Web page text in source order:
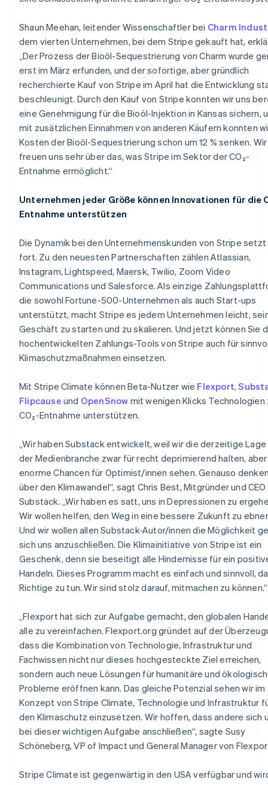
Shaun Meehan, leitender Wissenschaftler bei Charm
dem vierten Unternehmen, bei dem Stripe gekauft hat,
„Der Prozess der Bioöl-Sequestrierung von Charm wurde
erst im März erfunden, und der sofortige, aber gründlich
recherchierte Kauf von Stripe im April hat die Entwicklung
beschleunigt. Durch den Kauf von Stripe konnten wir uns
eine Genehmigung für die Bioöl-Injektion in Kansas sichern,
mit zusätzlichen Einnahmen von anderen Käufern konnten
Kosten der Bioöl-Sequestrierung schon um 12 % senken. Wir
freuen uns sehr über das, was Stripe im Sektor der CO₂-
Entnahme ermöglicht.“
Unternehmen jeder Größe können Innovationen für die
Entnahme unterstützen
Die Dynamik bei den Unternehmenskunden von Stripe setzt
fort. Zu den neuesten Partnerschaften zählen Atlassian,
Instagram, Lightspeed, Maersk, Twilio, Zoom Video
Communications und Salesforce. Als einzige
die sowohl Fortune-500-Unternehmen als auch Start-ups
unterstützt, macht Stripe es jedem Unternehmen leicht,
Geschäft zu starten und zu skalieren. Und jetzt können Sie
hochentwickelten Zahlungs-Tools von Stripe auch für
Klimaschutzmaßnahmen einsetzen.
Mit Stripe Climate können Beta-Nutzer wie Flexport,
Flipcause und OpenSnow mit wenigen Klicks Technologien
CO₂-Entnahme unterstützen.
„Wir haben Substack entwickelt, weil wir die derzeitige Lage
der Medienbranche zwar für recht deprimierend halten,
enorme Chancen für Optimist/innen sehen. Genauso
über den Klimawandel“, sagt Chris Best, Mitgründer und
Substack. „Wir haben es satt, uns in Depressionen zu
Wir wollen helfen, den Weg in eine bessere Zukunft zu
Und wir wollen allen Substack-Autor/innen die Möglichkeit
sich uns anzuschließen. Die Klimainitiative von Stripe ist ein
Geschenk, denn sie beseitigt alle Hindernisse für ein
Handeln. Dieses Programm macht es einfach und sinnvoll,
Richtige zu tun. Wir sind stolz darauf, mitmachen zu können.“
„Flexport hat sich zur Aufgabe gemacht, den globalen
alle zu vereinfachen. Flexport.org gründet auf der
dass die Kombination von Technologie, Infrastruktur und
Fachwissen nicht nur dieses hochgesteckte Ziel erreichen,
sondern auch neue Lösungen für humanitäre und
Probleme eröffnen kann. Das gleiche Potenzial sehen wir im
Konzept von Stripe Climate, Technologie und Infrastruktur
den Klimaschutz einzusetzen. Wir hoffen, dass andere sich
bei dieser wichtigen Aufgabe anschließen“, sagte Susy
Schöneberg, VP of Impact und General Manager von
Stripe Climate ist gegenwärtig in den USA verfügbar und
FrançaisEnglish
Gibraltar
English
Griechenland
English
Indien
English
Irland
English
Italien
ItalianoEnglish
Japan
日本語English
English Français
Kroatien
EnglishItaliano
English
Liechtenstein
DeutschEnglish
Litauen
English
Luxemburg
FrançaisDeutschEnglish
Malaysia
English简体中文
Malta
English
Mexiko
Español English
Neuseeland
English
NederlandsEnglish
Norwegen
English
Österreich
DeutschEnglish
Polen
English
Portugal
Português English
Rumänien
English
Schweden
Svenska English
Schweiz
Singapur
English简体中文
Slowakei
English
Slowenien
English Italiano
Sonderverwaltungsregion Hongkong,
China
English简体中文
Spanien
EspañolEnglish
ไทยEnglish